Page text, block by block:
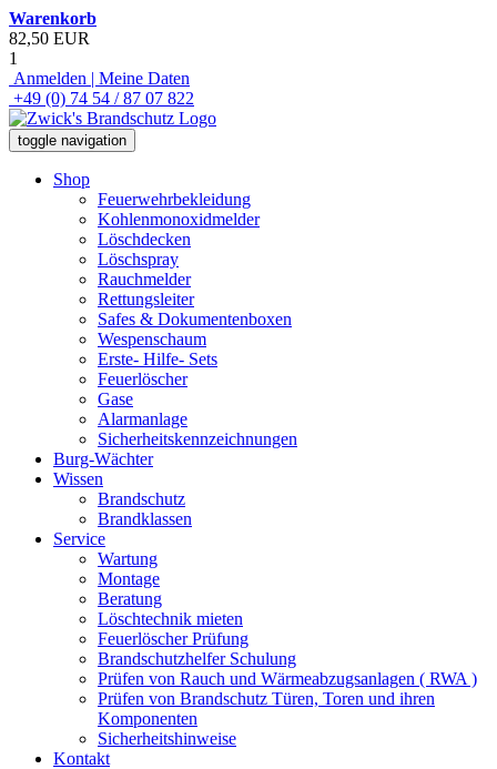
Warenkorb
82,50 EUR
1
Anmelden | Meine Daten
+49 (0) 74 54 / 87 07 822
toggle navigation
Shop
Feuerwehrbekleidung
Kohlenmonoxidmelder
Löschdecken
Löschspray
Rauchmelder
Rettungsleiter
Safes & Dokumentenboxen
Wespenschaum
Erste- Hilfe- Sets
Feuerlöscher
Gase
Alarmanlage
Sicherheitskennzeichnungen
Burg-Wächter
Wissen
Brandschutz
Brandklassen
Service
Wartung
Montage
Beratung
Löschtechnik mieten
Feuerlöscher Prüfung
Brandschutzhelfer Schulung
Prüfen von Rauch und Wärmeabzugsanlagen ( RWA )
Prüfen von Brandschutz Türen, Toren und ihren
Komponenten
Sicherheitshinweise
Kontakt